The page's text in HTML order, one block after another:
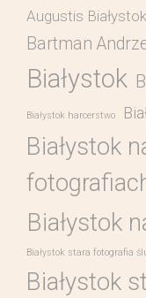
Augustis Białystok
Bartman
Białystok
Białystok harcerstwo
Białystok
Białystok
Białystok stara fotografia
Białystok